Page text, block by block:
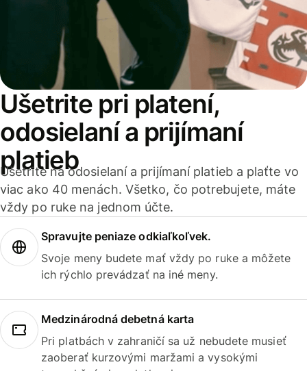
Ušetrite pri platení,
odosielaní a prijímaní
platieb
Ušetrite na odosielaní a prijímaní platieb a plaťte vo
viac ako 40 menách. Všetko, čo potrebujete, máte
vždy po ruke na jednom účte.
Spravujte peniaze odkiaľkoľvek.
Svoje meny budete mať vždy po ruke a môžete
ich rýchlo prevádzať na iné meny.
Medzinárodná debetná karta
Pri platbách v zahraničí sa už nebudete musieť
zaoberať kurzovými maržami a vysokými